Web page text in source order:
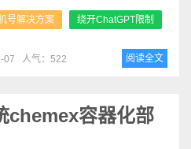
号解决方案 绕开ChatGPT限制
07 人气：522 阅读全文
chemex容器化部